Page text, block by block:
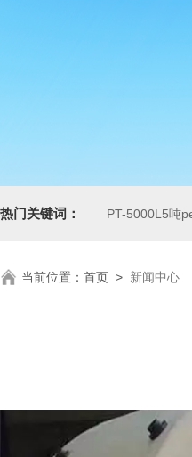
热门关键词： PT-5000L5吨
当前位置： 首页 > 新闻中心